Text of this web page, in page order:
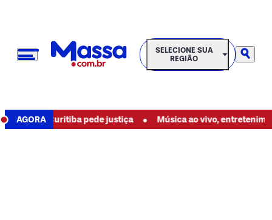
SELECIONE SUA REGIÃO
SELECIONE SUA
REGIÃO
AGORA
em Curitiba pede justiça • Música ao vivo, entretenimento e